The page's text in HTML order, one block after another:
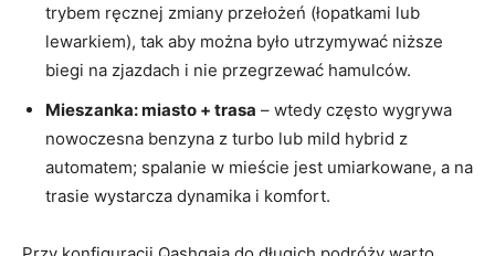
trybem ręcznej zmiany przełożeń (łopatkami lub
lewarkiem), tak aby można było utrzymywać niższe
biegi na zjazdach i nie przegrzewać hamulców.
Mieszanka: miasto + trasa – wtedy często wygrywa
nowoczesna benzyna z turbo lub mild hybrid z
automatem; spalanie w mieście jest umiarkowane, a na
trasie wystarcza dynamika i komfort.